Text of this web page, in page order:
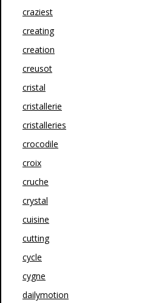
craziest
creating
creation
creusot
cristal
cristallerie
cristalleries
crocodile
croix
cruche
crystal
cuisine
cutting
cycle
cygne
dailymotion